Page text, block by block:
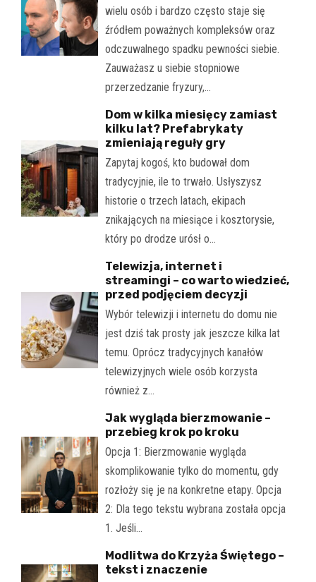
wielu osób i bardzo często staje się
źródłem poważnych kompleksów oraz
odczuwalnego spadku pewności siebie.
Zauważasz u siebie stopniowe
przerzedzanie fryzury,…
Dom w kilka miesięcy zamiast
kilku lat? Prefabrykaty
zmieniają reguły gry
Zapytaj kogoś, kto budował dom
tradycyjnie, ile to trwało. Usłyszysz
historie o trzech latach, ekipach
znikających na miesiące i kosztorysie,
który po drodze urósł o…
Telewizja, internet i
streamingi – co warto wiedzieć,
przed podjęciem decyzji
Wybór telewizji i internetu do domu nie
jest dziś tak prosty jak jeszcze kilka lat
temu. Oprócz tradycyjnych kanałów
telewizyjnych wiele osób korzysta
również z…
Jak wygląda bierzmowanie –
przebieg krok po kroku
Opcja 1: Bierzmowanie wygląda
skomplikowanie tylko do momentu, gdy
rozłoży się je na konkretne etapy. Opcja
2: Dla tego tekstu wybrana została opcja
1. Jeśli…
Modlitwa do Krzyża Świętego –
tekst i znaczenie